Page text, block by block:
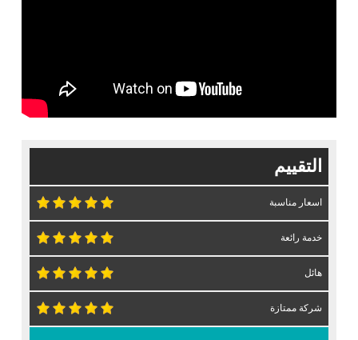
التقييم
اسعار مناسبة
خدمة رائعة
هائل
شركة ممتازة